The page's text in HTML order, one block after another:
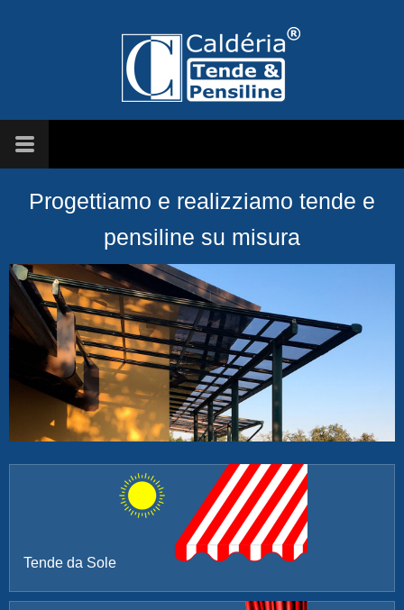
Progettiamo e realizziamo tende e
pensiline su misura
Tende da Sole